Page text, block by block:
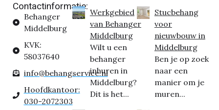
Contactinformatie:
Behanger
Middelburg
KVK:
58037640
info@behangservice.nl
Hoofdkantoor:
030-2072303
Werkgebied
van Behanger
Middelburg
Wilt u een
behanger
inhuren in
Middelburg?
Dit is het...
Stucbehang
voor
nieuwbouw in
Middelburg
Ben je op zoek
naar een
manier om je
muren...